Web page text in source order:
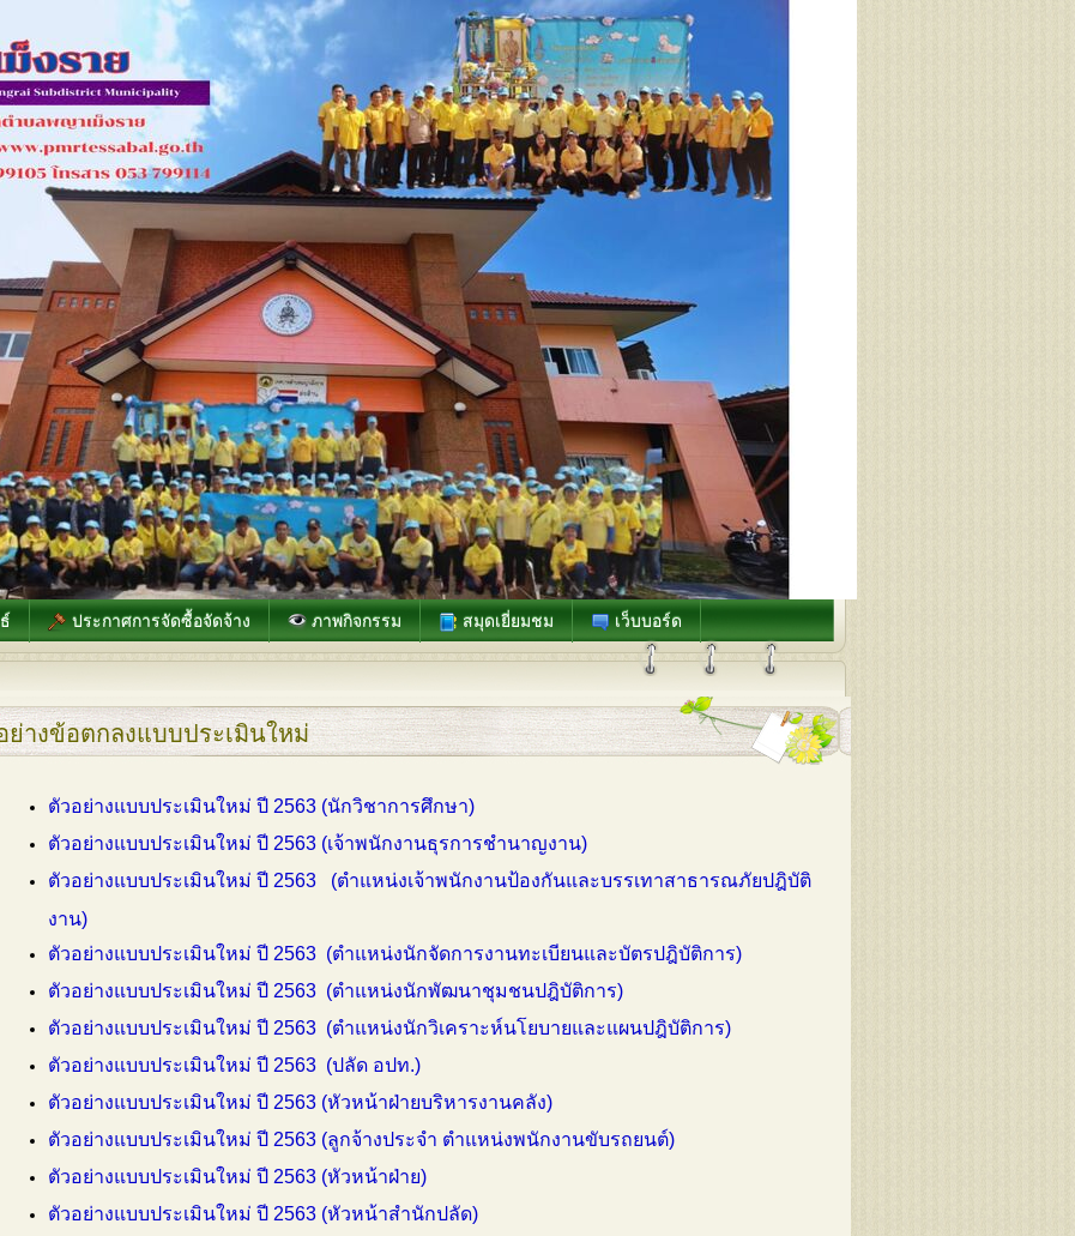
ประกาศการจัดซื้อจัดจ้าง ภาพกิจกรรม สมุดเยี่ยมชม เว็บบอร์ด
ย่างข้อตกลงแบบประเมินใหม่
ตัวอย่างแบบประเมินใหม่ ปี 2563 (นักวิชาการศึกษา)
ตัวอย่างแบบประเมินใหม่ ปี 2563 (เจ้าพนักงานธุรการชำนาญงาน)
ตัวอย่างแบบประเมินใหม่ ปี 2563 (ตำแหน่งเจ้าพนักงานป้องกันและบรรเทาสาธารณภัยปฎิบัติ
งาน)
ตัวอย่างแบบประเมินใหม่ ปี 2563 (ตำแหน่งนักจัดการงานทะเบียนและบัตรปฎิบัติการ)
ตัวอย่างแบบประเมินใหม่ ปี 2563 (ตำแหน่งนักพัฒนาชุมชนปฎิบัติการ)
ตัวอย่างแบบประเมินใหม่ ปี 2563 (ตำแหน่งนักวิเคราะห์นโยบายและแผนปฎิบัติการ)
ตัวอย่างแบบประเมินใหม่ ปี 2563 (ปลัด อปท.)
ตัวอย่างแบบประเมินใหม่ ปี 2563 (หัวหน้าฝ่ายบริหารงานคลัง)
ตัวอย่างแบบประเมินใหม่ ปี 2563 (ลูกจ้างประจำ ตำแหน่งพนักงานขับรถยนต์)
ตัวอย่างแบบประเมินใหม่ ปี 2563 (หัวหน้าฝ่าย)
ตัวอย่างแบบประเมินใหม่ ปี 2563 (หัวหน้าสำนักปลัด)